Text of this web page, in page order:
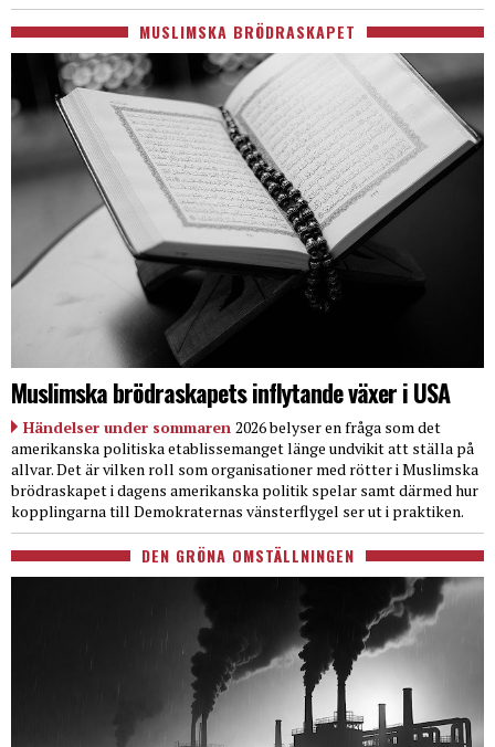
MUSLIMSKA BRÖDRASKAPET
Muslimska brödraskapets inflytande växer i USA
Händelser under sommaren 2026 belyser en fråga som det
amerikanska politiska etablissemanget länge undvikit att ställa på
allvar. Det är vilken roll som organisationer med rötter i Muslimska
brödraskapet i dagens amerikanska politik spelar samt därmed hur
kopplingarna till Demokraternas vänsterflygel ser ut i praktiken.
DEN GRÖNA OMSTÄLLNINGEN